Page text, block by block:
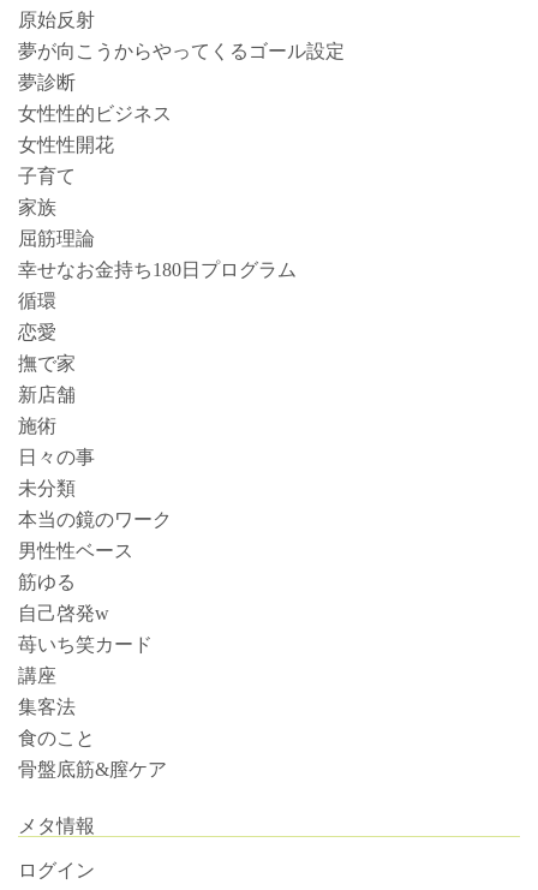
原始反射
夢が向こうからやってくるゴール設定
夢診断
女性性的ビジネス
女性性開花
子育て
家族
屈筋理論
幸せなお金持ち180日プログラム
循環
恋愛
撫で家
新店舗
施術
日々の事
未分類
本当の鏡のワーク
男性性ベース
筋ゆる
自己啓発w
苺いち笑カード
講座
集客法
食のこと
骨盤底筋&膣ケア
メタ情報
ログイン